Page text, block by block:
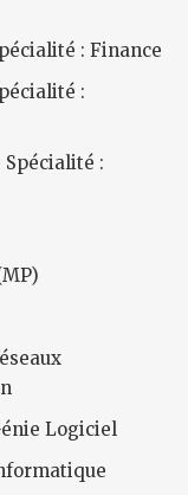
: Finance
:
:
Logiciel